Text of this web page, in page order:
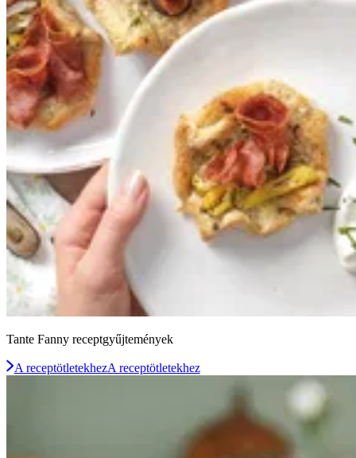
Tante Fanny receptgyűjtemények
A receptötletekhezA receptötletekhez